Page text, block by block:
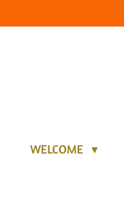
direct
WELCOME